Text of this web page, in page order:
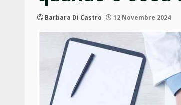
Barbara Di Castro 12 Novembre 2024